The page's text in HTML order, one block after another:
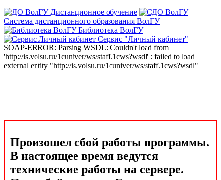
Дистанционное обучение
Система дистанционного образования ВолГУ
Библиотека ВолГУ
Сервис "Личный кабинет"
SOAP-ERROR: Parsing WSDL: Couldn't load from
'http://is.volsu.ru/1cuniver/ws/staff.1cws?wsdl' : failed to load
external entity "http://is.volsu.ru/1cuniver/ws/staff.1cws?wsdl"
Произошел сбой работы программы.
В настоящее время ведутся
технические работы на сервере.